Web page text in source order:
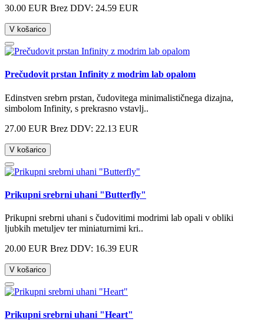
30.00 EUR Brez DDV: 24.59 EUR
V košarico
Prečudovit prstan Infinity z modrim lab opalom
Edinstven srebrn prstan, čudovitega minimalističnega dizajna,
simbolom Infinity, s prekrasno vstavlj..
27.00 EUR Brez DDV: 22.13 EUR
V košarico
Prikupni srebrni uhani "Butterfly"
Prikupni srebrni uhani s čudovitimi modrimi lab opali v obliki
ljubkih metuljev ter miniaturnimi kri..
20.00 EUR Brez DDV: 16.39 EUR
V košarico
Prikupni srebrni uhani "Heart"